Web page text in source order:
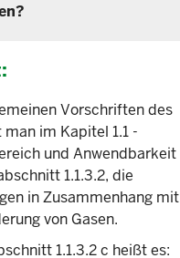
Vorschriften des
im Kapitel 1.1 -
und Anwendbarkeit
1.1.3.2, die
in Zusammenhang mit
von Gasen.
1.1.3.2 c heißt es: